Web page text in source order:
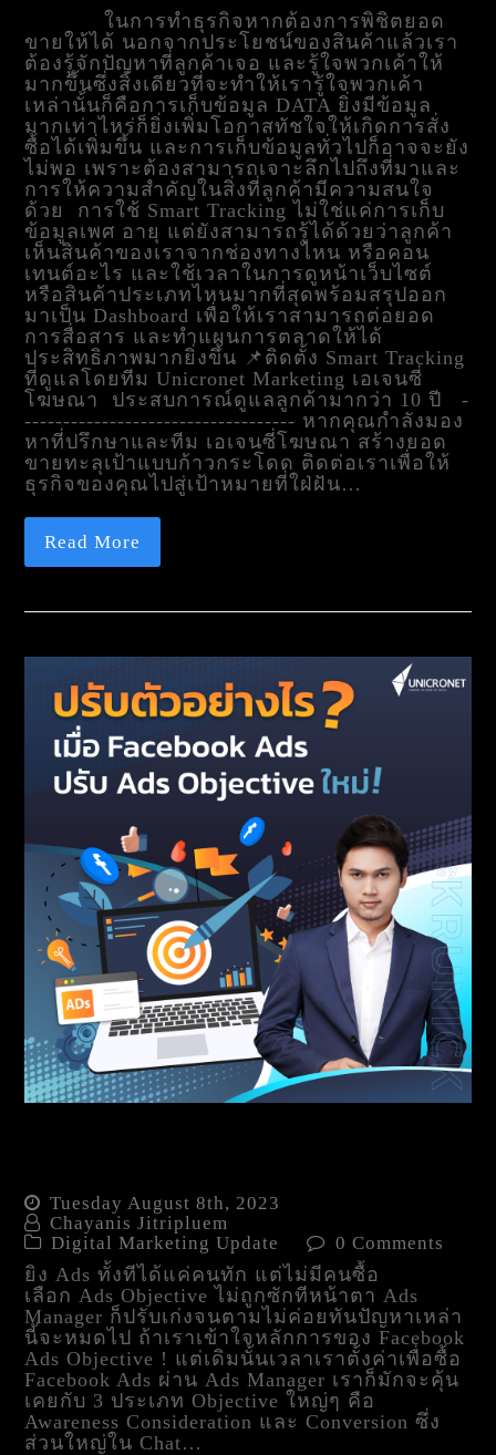
ในการทำธุรกิจหากต้องการพิชิตยอด
ขายให้ได้ นอกจากประโยชน์ของสินค้าแล้วเรา
ต้องรู้จักปัญหาที่ลูกค้าเจอ และรู้ใจพวกเค้าให้
มากขึ้นซึ่งสิ่งเดียวที่จะทำให้เรารู้ใจพวกเค้า
เหล่านั้นก็คือการเก็บข้อมูล DATA ยิ่งมีข้อมูล
มากเท่าไหร่ก็ยิ่งเพิ่มโอกาสทัชใจให้เกิดการสั่ง
ซื้อได้เพิ่มขึ้น และการเก็บข้อมูลทั่วไปก็อาจจะยัง
ไม่พอ เพราะต้องสามารถเจาะลึกไปถึงที่มาและ
การให้ความสำคัญในสิ่งที่ลูกค้ามีความสนใจ
ด้วย การใช้ Smart Tracking ไม่ใช่แค่การเก็บ
ข้อมูลเพศ อายุ แต่ยังสามารถรู้ได้ด้วยว่าลูกค้า
เห็นสินค้าของเราจากช่องทางไหน หรือคอน
เทนต์อะไร และใช้เวลาในการดูหน้าเว็บไซต์
หรือสินค้าประเภทไหนมากที่สุดพร้อมสรุปออก
มาเป็น Dashboard เพื่อให้เราสามารถต่อยอด
การสื่อสาร และทำแผนการตลาดให้ได้
ประสิทธิภาพมากยิ่งขึ้น 📌ติดตั้ง Smart Tracking
ที่ดูแลโดยทีม Unicronet Marketing เอเจนซี่
โฆษณา ประสบการณ์ดูแลลูกค้ามากว่า 10 ปี -
----------------------------------- หากคุณกำลังมอง
หาที่ปรึกษาและทีม เอเจนซี่โฆษณา สร้างยอด
ขายทะลุเป้าแบบก้าวกระโดด ติดต่อเราเพื่อให้
ธุรกิจของคุณไปสู่เป้าหมายที่ใฝ่ฝัน…
Read More
Tuesday August 8th, 2023
Chayanis Jitripluem
Digital Marketing Update
0 Comments
ยิง Ads ทั้งทีได้แค่คนทัก แต่ไม่มีคนซื้อ
เลือก Ads Objective ไม่ถูกซักทีหน้าตา Ads
Manager ก็ปรับเก่งจนตามไม่ค่อยทันปัญหาเหล่า
นี้จะหมดไป ถ้าเราเข้าใจหลักการของ Facebook
Ads Objective ! แต่เดิมนั้นเวลาเราตั้งค่าเพื่อซื้อ
Facebook Ads ผ่าน Ads Manager เราก็มักจะคุ้น
เคยกับ 3 ประเภท Objective ใหญ่ๆ คือ
Awareness Consideration และ Conversion ซึ่ง
ส่วนใหญ่ใน Chat…